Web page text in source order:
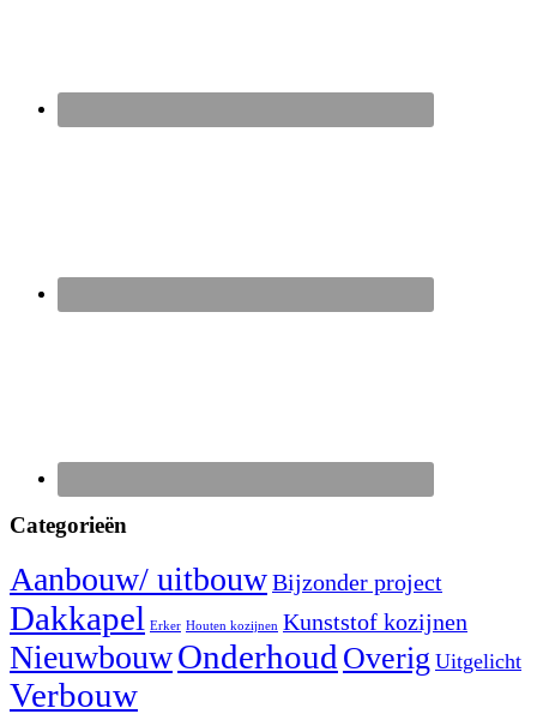
Categorieën
Aanbouw/ uitbouwBijzonder project
Dakkapel Erker Houten kozijnen Kunststof kozijnen
NieuwbouwOnderhoud Overig Uitgelicht
Verbouw